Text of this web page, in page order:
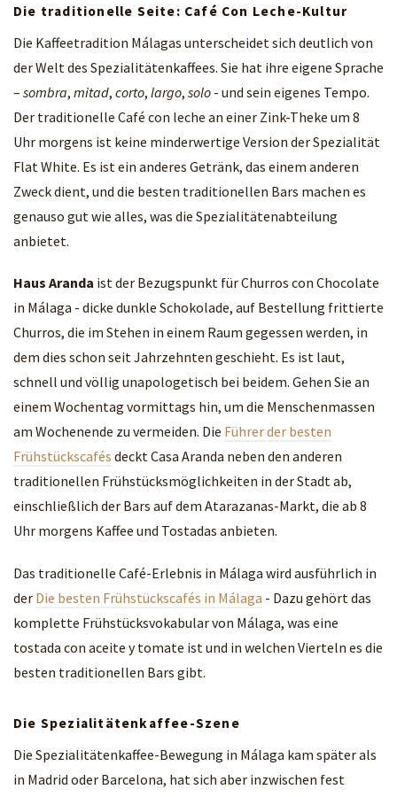
Die traditionelle Seite: Café Con Leche-Kultur
Die Kaffeetradition Málagas unterscheidet sich deutlich von
der Welt des Spezialitätenkaffees. Sie hat ihre eigene Sprache
– sombra, mitad, corto, largo, solo - und sein eigenes Tempo.
Der traditionelle Café con leche an einer Zink-Theke um 8
Uhr morgens ist keine minderwertige Version der Spezialität
Flat White. Es ist ein anderes Getränk, das einem anderen
Zweck dient, und die besten traditionellen Bars machen es
genauso gut wie alles, was die Spezialitätenabteilung
anbietet.
Haus Aranda ist der Bezugspunkt für Churros con Chocolate
in Málaga - dicke dunkle Schokolade, auf Bestellung frittierte
Churros, die im Stehen in einem Raum gegessen werden, in
dem dies schon seit Jahrzehnten geschieht. Es ist laut,
schnell und völlig unapologetisch bei beidem. Gehen Sie an
einem Wochentag vormittags hin, um die Menschenmassen
am Wochenende zu vermeiden. Die Führer der besten
Frühstückscafés deckt Casa Aranda neben den anderen
traditionellen Frühstücksmöglichkeiten in der Stadt ab,
einschließlich der Bars auf dem Atarazanas-Markt, die ab 8
Uhr morgens Kaffee und Tostadas anbieten.
Das traditionelle Café-Erlebnis in Málaga wird ausführlich in
der Die besten Frühstückscafés in Málaga - Dazu gehört das
komplette Frühstücksvokabular von Málaga, was eine
tostada con aceite y tomate ist und in welchen Vierteln es die
besten traditionellen Bars gibt.
Die Spezialitätenkaffee-Szene
Die Spezialitätenkaffee-Bewegung in Málaga kam später als
in Madrid oder Barcelona, hat sich aber inzwischen fest